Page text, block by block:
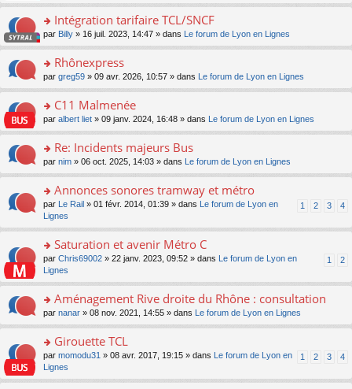
e
ré
c
e
lu
le
u
ré
c
e
n
o
n
lu
pl
s
ré
c
nt
e
s
s
e
n
o
n
le
u
s
ré
e
nt
s
er
le
m
e
s
g
e
n
o
lu
pl
u
ré
e
nt
o
n
ult
er
le
m
e
a
g
e
n
n
pl
u
ré
e
nt
Intégration tarifaire TCL/SNCF
par Billy » 16 juil. 2023, 14:47 » dans Le forum de Lyon en Lignes
o
n
ult
er
le
m
e
a
g
e
n
o
lu
u
s
ré
e
nt
Rhônexpress
par greg59 » 09 avr. 2026, 10:57 » dans Le forum de Lyon en Lignes
o
n
ult
er
le
m
e
s
g
e
n
o
n
le
u
s
ré
c
C11 Malmenée
par albert liet » 09 janv. 2024, 16:48 » dans Le forum de Lyon en Lignes
o
n
ult
er
le
m
e
s
s
e
n
o
n
le
Re: Incidents majeurs Bus
par nim » 06 oct. 2025, 14:03 » dans Le forum de Lyon en Lignes
o
s
er
le
m
e
s
s
e
n
o
n
Annonces sonores tramway et métro
1 2 3 4
par Le Rail » 01 févr. 2014, 01:39 » dans
Le forum de Lyon en
Lignes
o
s
er
le
m
e
s
s
Saturation et avenir Métro C
1 2
par Chris69002 » 22 janv. 2023, 09:52 » dans
Le forum de Lyon en
Lignes
o
n
ult
er
le
m
Aménagement Rive droite du Rhône : consultation
par nanar » 08 nov. 2021, 14:55 » dans Le forum de Lyon en Lignes
o
s
Girouette TCL
1 2 3 4
par momodu31 » 08 avr. 2017, 19:15 » dans
Le forum de Lyon en
Lignes